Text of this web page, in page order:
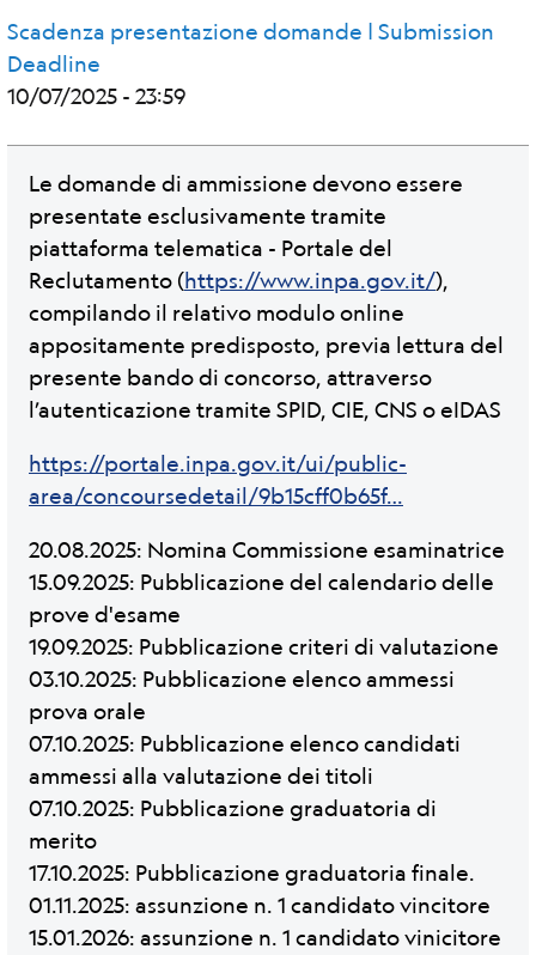
Scadenza presentazione domande | Submission
Deadline
10/07/2025 - 23:59
Le domande di ammissione devono essere
presentate esclusivamente tramite
piattaforma telematica - Portale del
Reclutamento (https://www.inpa.gov.it/),
compilando il relativo modulo online
appositamente predisposto, previa lettura del
presente bando di concorso, attraverso
l’autenticazione tramite SPID, CIE, CNS o eIDAS
https://portale.inpa.gov.it/ui/public-
area/concoursedetail/9b15cff0b65f…
20.08.2025: Nomina Commissione esaminatrice
15.09.2025: Pubblicazione del calendario delle
prove d'esame
19.09.2025: Pubblicazione criteri di valutazione
03.10.2025: Pubblicazione elenco ammessi
prova orale
07.10.2025: Pubblicazione elenco candidati
ammessi alla valutazione dei titoli
07.10.2025: Pubblicazione graduatoria di
merito
17.10.2025: Pubblicazione graduatoria finale.
01.11.2025: assunzione n. 1 candidato vincitore
15.01.2026: assunzione n. 1 candidato vinicitore